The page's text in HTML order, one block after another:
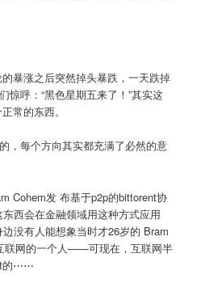
暴涨之后突然掉头暴跌，一天跌掉
呼：“黑色星期五来了！”其实这
常的东西。
，每个方向其实都充满了必然的意
Cohem发 布基于p2p的bittorent协
西会在金融领域用这种方式应用
没有人能想象当时才26岁的 Bram
联网的一个人——可现在，互联网半
的⋯⋯